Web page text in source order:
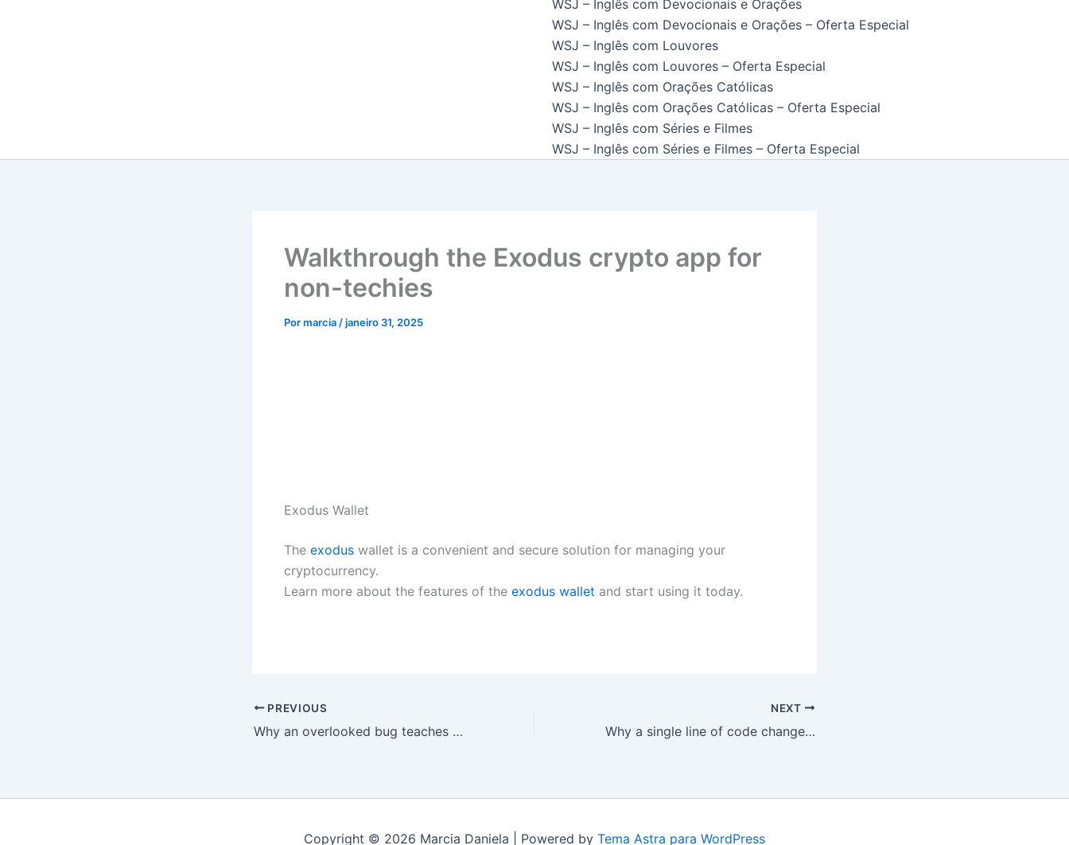
WSJ – Inglês com Devocionais e Orações
WSJ – Inglês com Devocionais e Orações – Oferta Especial
WSJ – Inglês com Louvores
WSJ – Inglês com Louvores – Oferta Especial
WSJ – Inglês com Orações Católicas
WSJ – Inglês com Orações Católicas – Oferta Especial
WSJ – Inglês com Séries e Filmes
WSJ – Inglês com Séries e Filmes – Oferta Especial
Walkthrough the Exodus crypto app for
non-techies
Pormarcia /janeiro 31, 2025
Exodus Wallet
The exodus wallet is a convenient and secure solution for managing your
cryptocurrency.
Learn more about the features of the exodus wallet and start using it today.
PREVIOUS
Why an overlooked bug teaches a big lesson
NEXT
Why a single line of code changes everything
Copyright © 2026 Marcia Daniela | Powered by Tema Astra para WordPress